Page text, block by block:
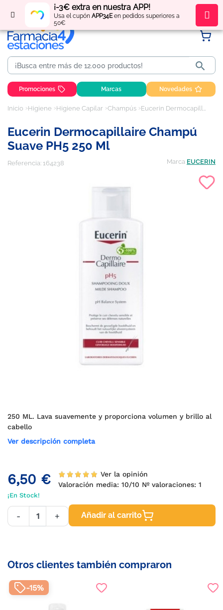
¡-3€ extra en nuestra APP!
Usa el cupón APP34Een pedidos superiores a
50€
Regístratey obténpuntos por tus compras

Promociones Marcas Novedades
Inicio Higiene Higiene Capilar Champús Eucerin Dermocapillaire Champú Suave pH5 250 ml
Eucerin Dermocapillaire Champú
Suave PH5 250 Ml
Referencia: 164238 Marca EUCERIN
250 ML. Lava suavemente y proporciona volumen y brillo al
cabello
Ver descripción completa
6,50 €
Ver la opinión
Valoración media: 10/10 Nº valoraciones: 1
¡En Stock!
- + Añadir al carrito
Otros clientes también compraron
-15%